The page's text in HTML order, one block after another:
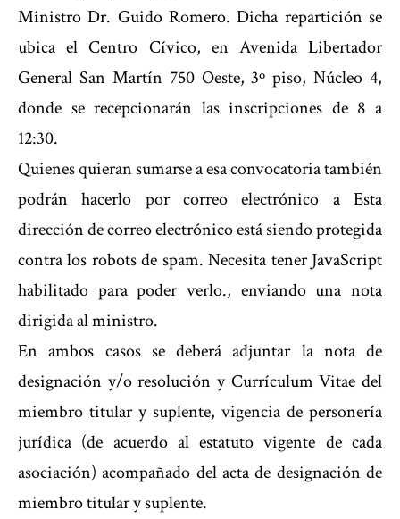
Ministro Dr. Guido Romero. Dicha repartición se
ubica el Centro Cívico, en Avenida Libertador
General San Martín 750 Oeste, 3º piso, Núcleo 4,
donde se recepcionarán las inscripciones de 8 a
12:30.
Quienes quieran sumarse a esa convocatoria también
podrán hacerlo por correo electrónico a Esta
dirección de correo electrónico está siendo protegida
contra los robots de spam. Necesita tener JavaScript
habilitado para poder verlo., enviando una nota
dirigida al ministro.
En ambos casos se deberá adjuntar la nota de
designación y/o resolución y Currículum Vitae del
miembro titular y suplente, vigencia de personería
jurídica (de acuerdo al estatuto vigente de cada
asociación) acompañado del acta de designación de
miembro titular y suplente.